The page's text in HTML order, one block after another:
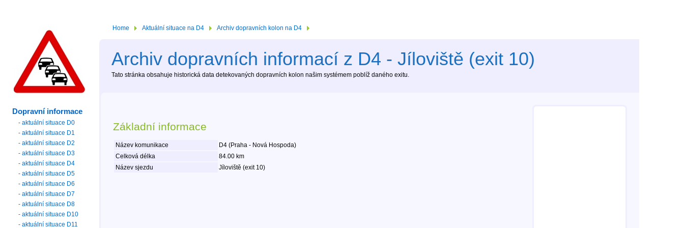
Home Aktuální situace na D4 Archiv dopravních kolon na D4
Archiv dopravních informací z D4 - Jíloviště (exit 10)
Tato stránka obsahuje historická data detekovaných dopravních kolon našim systémem poblíž daného exitu.
Základní informace
Název komunikace
D4 (Praha - Nová Hospoda)
Celková délka
84.00 km
Název sjezdu
Jíloviště (exit 10)
Dopravní informace
- aktuální situace D0
- aktuální situace D1
- aktuální situace D2
- aktuální situace D3
- aktuální situace D4
- aktuální situace D5
- aktuální situace D6
- aktuální situace D7
- aktuální situace D8
- aktuální situace D10
- aktuální situace D11